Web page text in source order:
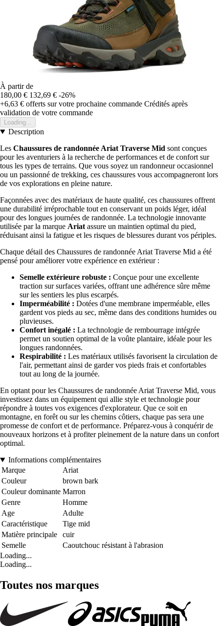
À partir de
180,00 € 132,69 € -26%
+6,63 € offerts sur votre prochaine commande Crédités après
validation de votre commande
Loading...
Description
Les Chaussures de randonnée Ariat Traverse Mid sont conçues
pour les aventuriers à la recherche de performances et de confort sur
tous les types de terrains. Que vous soyez un randonneur occasionnel
ou un passionné de trekking, ces chaussures vous accompagneront lors
de vos explorations en pleine nature.
Façonnées avec des matériaux de haute qualité, ces chaussures offrent
une durabilité irréprochable tout en conservant un poids léger, idéal
pour des longues journées de randonnée. La technologie innovante
utilisée par la marque Ariat assure un maintien optimal du pied,
réduisant ainsi la fatigue et les risques de blessures durant vos périples.
Chaque détail des Chaussures de randonnée Ariat Traverse Mid a été
pensé pour améliorer votre expérience en extérieur :
Semelle extérieure robuste : Conçue pour une excellente
traction sur surfaces variées, offrant une adhérence sûre même
sur les sentiers les plus escarpés.
Imperméabilité : Dotées d'une membrane imperméable, elles
gardent vos pieds au sec, même dans des conditions humides ou
pluvieuses.
Confort inégalé : La technologie de rembourrage intégrée
permet un soutien optimal de la voûte plantaire, idéale pour les
longues randonnées.
Respirabilité : Les matériaux utilisés favorisent la circulation de
l'air, permettant ainsi de garder vos pieds frais et confortables
tout au long de la journée.
En optant pour les Chaussures de randonnée Ariat Traverse Mid, vous
investissez dans un équipement qui allie style et technologie pour
répondre à toutes vos exigences d'explorateur. Que ce soit en
montagne, en forêt ou sur les chemins côtiers, chaque pas sera une
promesse de confort et de performance. Préparez-vous à conquérir de
nouveaux horizons et à profiter pleinement de la nature dans un confort
optimal.
Informations complémentaires
Marque
Ariat
Couleur
brown bark
Couleur dominante Marron
Genre
Homme
Age
Adulte
Caractéristique
Tige mid
Matière principale
cuir
Semelle
Caoutchouc résistant à l'abrasion
Loading...
Loading...
Toutes nos marques